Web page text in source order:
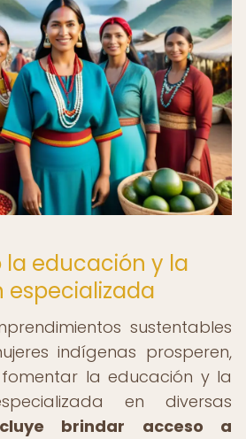
educación y la
sustentables
indígenas prosperen,
la educación y la
en diversas
brindar acceso a